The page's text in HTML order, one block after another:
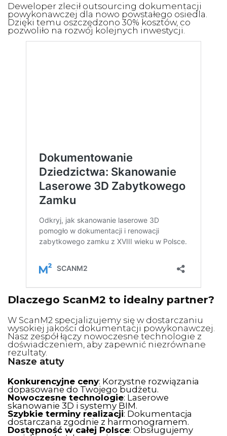
Deweloper zlecił outsourcing dokumentacji
powykonawczej dla nowo powstałego osiedla.
Dzięki temu oszczędzono 30% kosztów, co
pozwoliło na rozwój kolejnych inwestycji.
Dlaczego ScanM2 to idealny partner?
W ScanM2 specjalizujemy się w dostarczaniu
wysokiej jakości dokumentacji powykonawczej.
Nasz zespół łączy nowoczesne technologie z
doświadczeniem, aby zapewnić niezrównane
rezultaty.
Nasze atuty
Konkurencyjne ceny: Korzystne rozwiązania
dopasowane do Twojego budżetu.
Nowoczesne technologie: Laserowe
skanowanie 3D i systemy BIM.
Szybkie terminy realizacji: Dokumentacja
dostarczana zgodnie z harmonogramem.
Dostępność w całej Polsce: Obsługujemy